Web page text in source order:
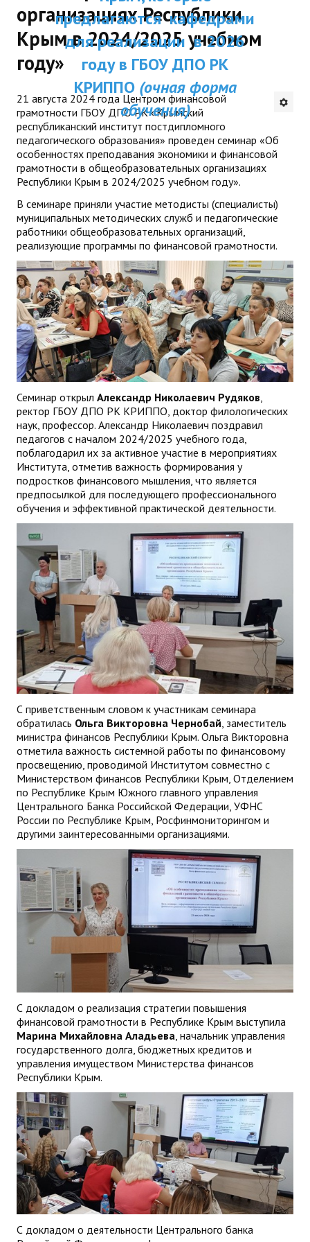
ДПО
Профессиональная переподготовка
Повышение квалификации
КОНТАКТЫ
ДПП ПК:
Актуальное
предлагаются кафедрами
для реализации в 2026
году в ГБОУ ДПО РК
КРИППО(очная форма
обучения)
Республики Крым и были одобрены
Ученым советом ГБОУ ДПО РК КРИППО.
Мы надеемся получить Ваши предложения
и отзывы на электронный
адрес:
dpo@krippo.ru
Рекомендации «Об организации
сопровождения детей, утративших
родителей, в современных условиях»
организациях Республики
Крым в 2024/2025 учебном
году»
21 августа 2024 года Центром финансовой
грамотности ГБОУ ДПО РК «Крымский
республиканский институт постдипломного
педагогического образования» проведен семинар «Об
особенностях преподавания экономики и финансовой
грамотности в общеобразовательных организациях
Республики Крым в 2024/2025 учебном году».
В семинаре приняли участие методисты (специалисты)
муниципальных методических служб и педагогические
работники общеобразовательных организаций,
реализующие программы по финансовой грамотности.
Семинар открыл Александр Николаевич Рудяков,
ректор ГБОУ ДПО РК КРИППО, доктор филологических
наук, профессор. Александр Николаевич поздравил
педагогов с началом 2024/2025 учебного года,
поблагодарил их за активное участие в мероприятиях
Института, отметив важность формирования у
подростков финансового мышления, что является
предпосылкой для последующего профессионального
обучения и эффективной практической деятельности.
С приветственным словом к участникам семинара
обратилась Ольга Викторовна Чернобай, заместитель
министра финансов Республики Крым. Ольга Викторовна
отметила важность системной работы по финансовому
просвещению, проводимой Институтом совместно с
Министерством финансов Республики Крым, Отделением
по Республике Крым Южного главного управления
Центрального Банка Российской Федерации, УФНС
России по Республике Крым, Росфинмониторингом и
другими заинтересованными организациями.
С докладом о реализация стратегии повышения
финансовой грамотности в Республике Крым выступила
Марина Михайловна Аладьева, начальник управления
государственного долга, бюджетных кредитов и
управления имуществом Министерства финансов
Республики Крым.
С докладом о деятельности Центрального банка